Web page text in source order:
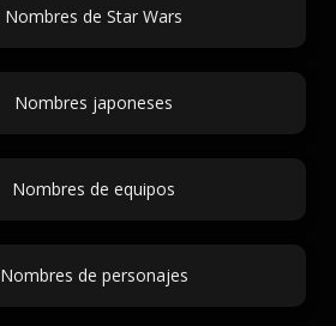
Nombres de Star Wars
Nombres japoneses
Nombres de equipos
Nombres de personajes